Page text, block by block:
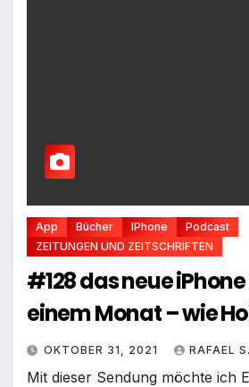
App Bücher IPhone
Podcast
ZEITUNGEN UND ZEITSCHRIFTEN
#128 das neue iPhone
einem Monat – wie
OKTOBER 31, 2021 RAFAEL
Mit dieser Sendung möchte ich